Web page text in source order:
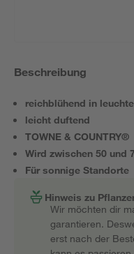
Beschreibung
reichblühend in
leicht duftend
TOWNE & COUNTRY®
Wird zwischen 50 und
Für sonnige Standorte
Hinweis zu
Wir möchten dir
garantieren.
erst nach der